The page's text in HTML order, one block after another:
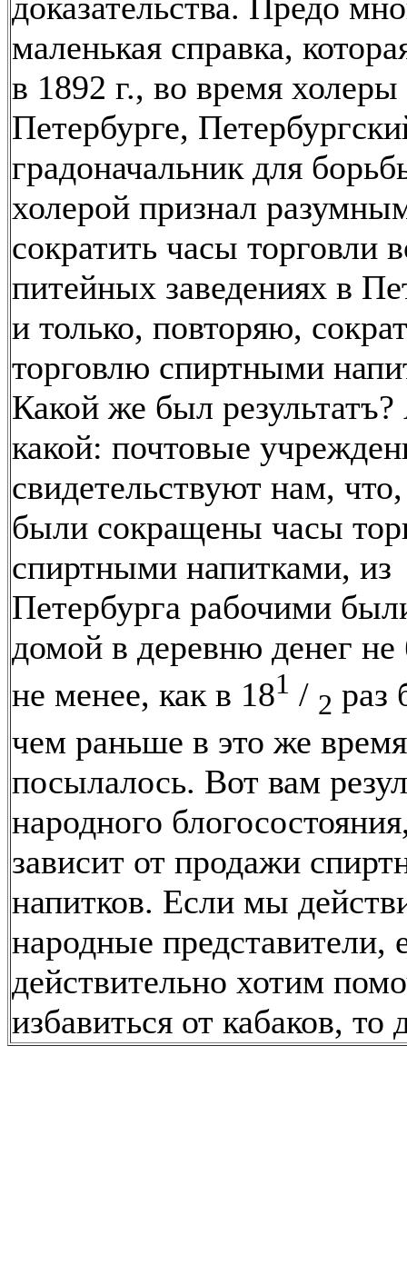
доказательства. Предо
маленькая справка,
в 1892 г., во время холеры
Петербурге,
градоначальник для
холерой признал
сократить часы торговли
питейных заведениях в
и только, повторяю,
торговлю спиртными
Какой же был
какой: почтовые
свидетельствуют нам,
были сокращены часы
спиртными напитками, из
Петербурга рабочими
домой в деревню денег не
не менее, как в 181 / 2 раз
чем раньше в это же время
посылалось. Вот вам
народного
зависит от продажи
напитков. Если мы
народные представители,
действительно хотим
избавиться от кабаков,